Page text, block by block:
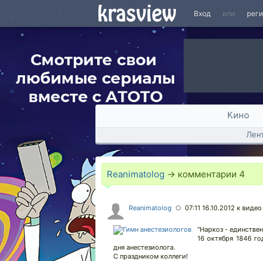
Вход или
Кино
Reanimatolog → комментарии 4
Reanimatolog ○ 07:11 16.10.2012 к видео
"Наркоз -
16 октября 1846
дня анестезиолога.
С праздником коллеги!